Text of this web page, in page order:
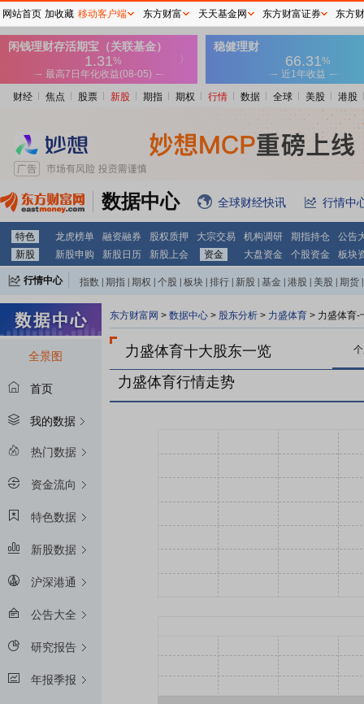
财经 焦点 股票 新股 期指 期权 行情 数据 全球 美股 港股
数据中心 全球财经快讯 行情中
特色 龙虎榜单 融资融券 股权质押 大宗交易 机构调研 期指持仓
公告
新股
新股申购 新股日历 新股上会 资金 大盘资金 个股资金 板块
行情中心 指数 期指 期权 个股 板块 排行 新股 基金 港股 美股 期货
全景图
首页
我的数据
热门数据
资金流向
特色数据
新股数据
沪深港通
公告大全
研究报告
年报季报
东方财富网 > 数据中心 > 股东分析 > 力盛体育 > 力盛体育-
力盛体育十大股东一览
力盛体育行情走势
网站首页 加收藏 移动客户端 东方财富 天天基金网 东方财富证券 东方